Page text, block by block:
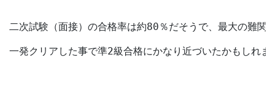
二次試験（面接）の合格率は約80％だそうで、最大の難関
一発クリアした事で準2級合格にかなり近づいたかもしれま